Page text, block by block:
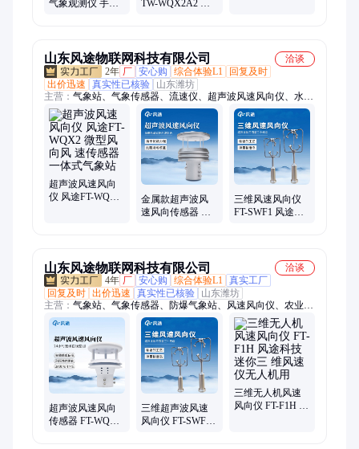
气象观测仪 手持
TW-WQX2A2 天
山东风途物联网科技有限公司
洽谈
2年 厂 安心购 综合体验L1
回复及时
出价迅速
真实性已核验
山东潍坊
主营： 气象站、气象传感器、流速仪、超声波风速风向仪、水质
监测站、虫情测报灯、公路气象站、光伏气象站、el 检测仪
超声波风速风向
仪 风途FT-WQX2
金属款超声波风
速风向传感器 风
三维风速风向仪
FT-SWF1 风途科
山东风途物联网科技有限公司
洽谈
4年 厂 安心购 综合体验L1 真实工厂
回复及时 出价迅速 真实性已核验
山东潍坊
主营： 气象站、气象传感器、防爆气象站、风速风向仪、农业气
象站、校园气象站、便携式气象站、土壤墒情监测站
超声波风速风向
传感器 FT-WQX2
三维超声波风速
风向仪 FT-SWF
三维无人机风速
风向仪 FT-F1H 风